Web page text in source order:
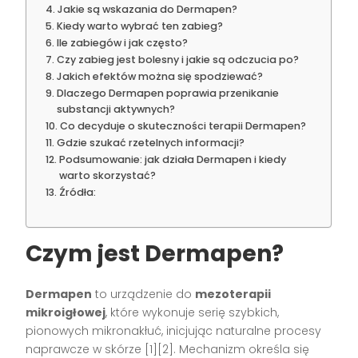
Jakie są wskazania do Dermapen?
Kiedy warto wybrać ten zabieg?
Ile zabiegów i jak często?
Czy zabieg jest bolesny i jakie są odczucia po?
Jakich efektów można się spodziewać?
Dlaczego Dermapen poprawia przenikanie
substancji aktywnych?
Co decyduje o skuteczności terapii Dermapen?
Gdzie szukać rzetelnych informacji?
Podsumowanie: jak działa Dermapen i kiedy
warto skorzystać?
Źródła:
Czym jest Dermapen?
Dermapen to urządzenie do mezoterapii
mikroigłowej, które wykonuje serię szybkich,
pionowych mikronakłuć, inicjując naturalne procesy
naprawcze w skórze [1][2]. Mechanizm określa się